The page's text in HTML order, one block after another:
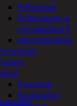
Peltisakset
Pulttisakset ja
voimaleikkurit
vetoniittipihdit
Puusahat
Rautasahat